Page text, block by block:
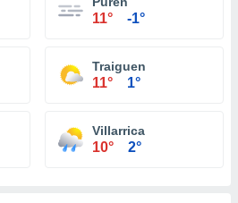
11° -1°
Traiguen
11° 1°
Villarrica
10° 2°